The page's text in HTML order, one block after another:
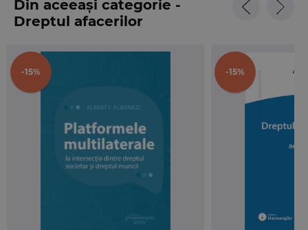
Din aceeași categorie -
Dreptul afacerilor
-15% -15%